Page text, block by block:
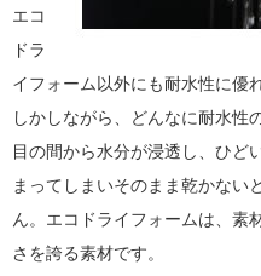
エコ
ドラ
イフォーム以外にも耐水性に優
しかしながら、どんなに耐水性
目の間から水分が浸透し、ひど
まってしまいそのまま乾かない
ん。エコドライフォームは、素
さを誇る素材です。